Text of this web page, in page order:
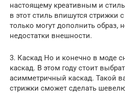
настоящему креативным и
в этот стиль впишутся стрижки
только могут дополнить образ,
недостатки внешности.
3. Каскад Но и конечно в моде
каскад. В этом году стоит
асимметричный каскад. Такой
стрижки сможет сделать